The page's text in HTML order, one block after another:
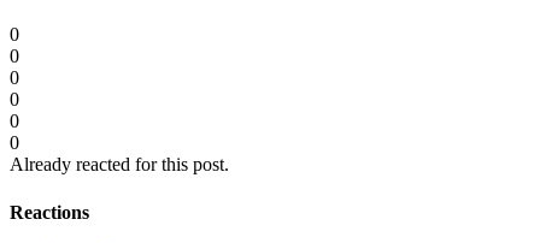
0
0
0
0
0
0
Already reacted for this post.
Reactions